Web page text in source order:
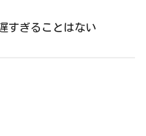
すぎることはない